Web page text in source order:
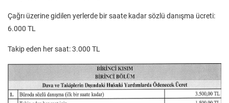
Çağrı üzerine gidilen yerlerde bir saate kadar sözlü danışma ücreti:
6.000 TL
Takip eden her saat: 3.000 TL